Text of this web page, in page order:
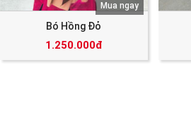
Bó Hồng Đỏ
1.250.000đ
Mua ngay